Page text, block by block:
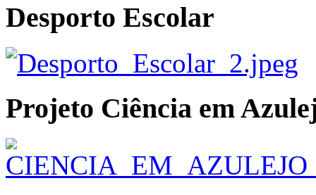
Desporto Escolar
Projeto Ciência em